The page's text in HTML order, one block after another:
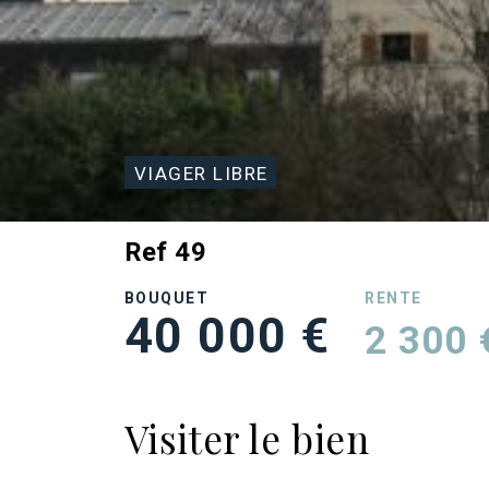
VIAGER LIBRE
Ref 49
BOUQUET
40 000 €
RENTE
2 300
Visiter le bien